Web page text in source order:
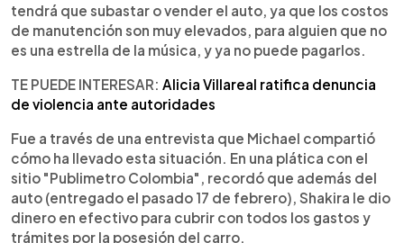
tendrá que subastar o vender el auto, ya que los costos
de manutención son muy elevados, para alguien que no
es una estrella de la música, y ya no puede pagarlos.
TE PUEDE INTERESAR: Alicia Villareal ratifica denuncia
de violencia ante autoridades
Fue a través de una entrevista que Michael compartió
cómo ha llevado esta situación. En una plática con el
sitio "Publimetro Colombia", recordó que además del
auto (entregado el pasado 17 de febrero), Shakira le dio
dinero en efectivo para cubrir con todos los gastos y
trámites por la posesión del carro.